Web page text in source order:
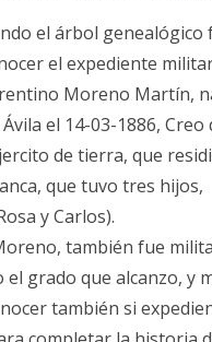
el árbol genealógico
el expediente
Moreno Martín,
el 14-03-1886, Creo
de tierra, que
que tuvo tres hijos,
y Carlos).
también fue
el grado que alcanzo, y
también si